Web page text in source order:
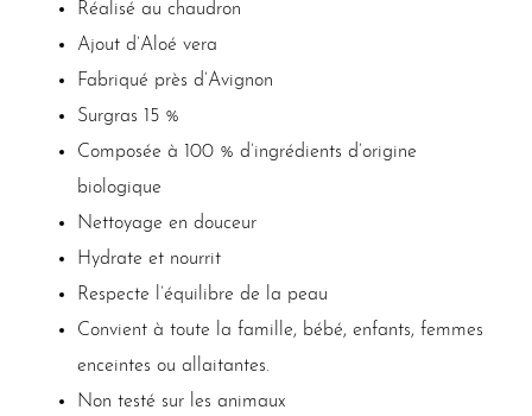
Réalisé au chaudron
Ajout d’Aloé vera
Fabriqué près d’Avignon
Surgras 15 %
Composée à 100 % d’ingrédients d’origine
biologique
Nettoyage en douceur
Hydrate et nourrit
Respecte l’équilibre de la peau
Convient à toute la famille, bébé, enfants, femmes
enceintes ou allaitantes.
Non testé sur les animaux